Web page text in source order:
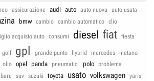
assicurazione audi auto auto nuova
auto usata
bmw cambio cambio automatico clio
acquisto auto consumi diesel fiat fiesta
golf gpl grande punto hybrid mercedes
metano
olio opel panda pneumatici polo
problema
suv suzuki toyota usato volkswagen yaris